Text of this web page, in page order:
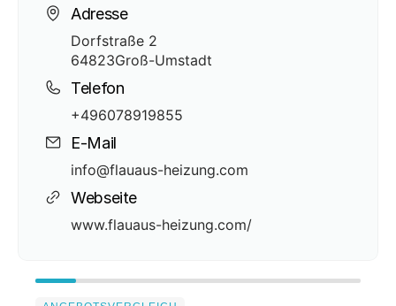
Adresse
Dorfstraße 2
64823Groß-Umstadt
Telefon
+496078919855
E-Mail
info@flauaus-heizung.com
Webseite
www.flauaus-heizung.com/